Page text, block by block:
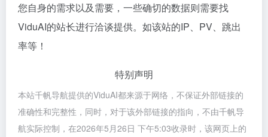
您自身的需求以及需要，一些确切的数据则需要找
ViduAI的站长进行洽谈提供。如该站的IP、PV、跳出
率等！
特别声明
本站千帆导航提供的ViduAI都来源于网络，不保证外部链接的
准确性和完整性，同时，对于该外部链接的指向，不由千帆导
航实际控制，在2026年5月26日 下午5:03收录时，该网页上的